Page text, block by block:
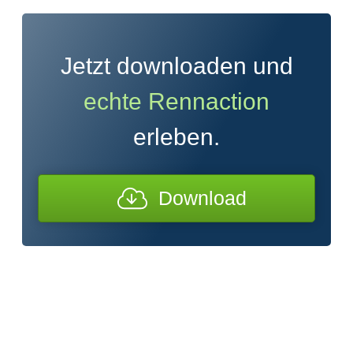
Jetzt downloaden und
echte Rennaction
erleben.
Download